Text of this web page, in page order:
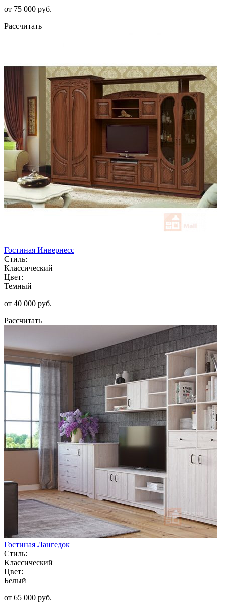
от 75 000 руб.
Рассчитать
Гостиная Инвернесс
Стиль:
Классический
Цвет:
Темный
от 40 000 руб.
Рассчитать
Гостиная Лангедок
Стиль:
Классический
Цвет:
Белый
от 65 000 руб.